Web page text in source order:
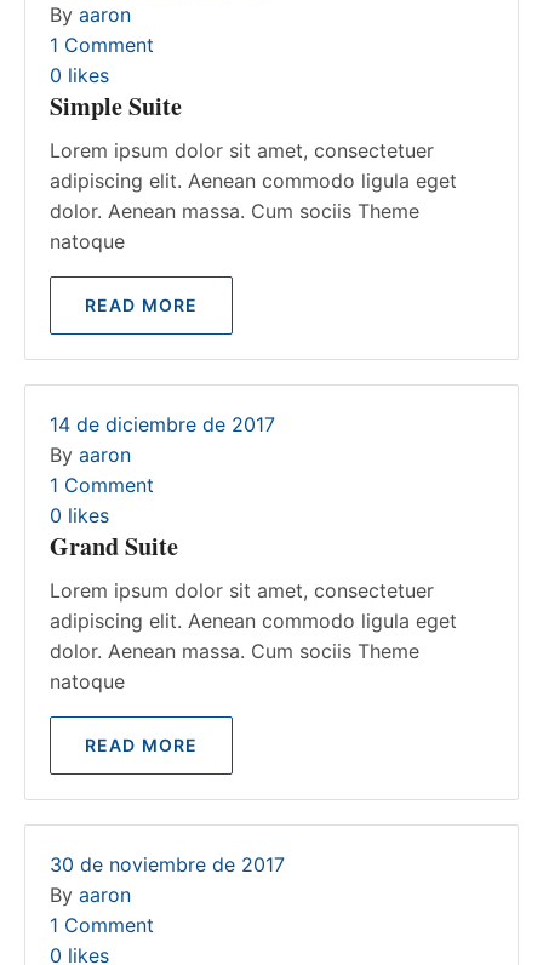
By aaron
1 Comment
0 likes
Simple Suite
Lorem ipsum dolor sit amet, consectetuer
adipiscing elit. Aenean commodo ligula eget
dolor. Aenean massa. Cum sociis Theme
natoque
READ MORE
14 de diciembre de 2017
By aaron
1 Comment
0 likes
Grand Suite
Lorem ipsum dolor sit amet, consectetuer
adipiscing elit. Aenean commodo ligula eget
dolor. Aenean massa. Cum sociis Theme
natoque
READ MORE
30 de noviembre de 2017
By aaron
1 Comment
0 likes